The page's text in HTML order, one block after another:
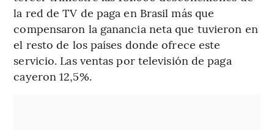
la red de TV de paga en Brasil más que
compensaron la ganancia neta que tuvieron en
el resto de los países donde ofrece este
servicio. Las ventas por televisión de paga
cayeron 12,5%.